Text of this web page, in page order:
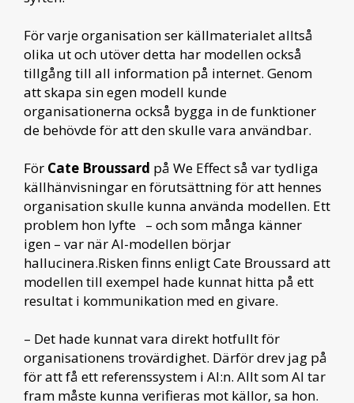
För varje organisation ser källmaterialet alltså
olika ut och utöver detta har modellen också
tillgång till all information på internet. Genom
att skapa sin egen modell kunde
organisationerna också bygga in de funktioner
de behövde för att den skulle vara användbar.
För Cate Broussard på We Effect så var tydliga
källhänvisningar en förutsättning för att hennes
organisation skulle kunna använda modellen. Ett
problem hon lyfte – och som många känner
igen – var när AI-modellen börjar
hallucinera.Risken finns enligt Cate Broussard att
modellen till exempel hade kunnat hitta på ett
resultat i kommunikation med en givare.
– Det hade kunnat vara direkt hotfullt för
organisationens trovärdighet. Därför drev jag på
för att få ett referenssystem i AI:n. Allt som AI tar
fram måste kunna verifieras mot källor, sa hon.